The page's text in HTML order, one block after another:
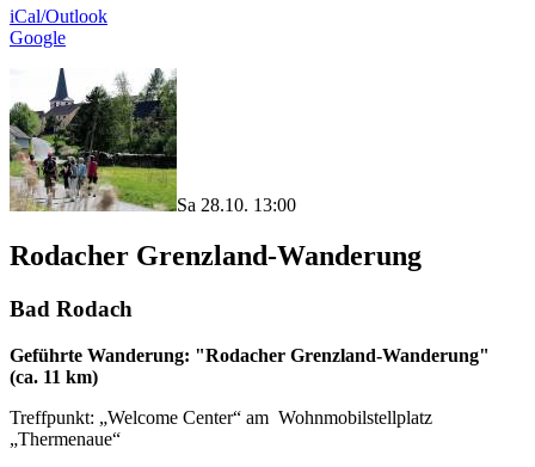
iCal/Outlook
Google
Sa 28.10. 13:00
Rodacher Grenzland-Wanderung
Bad Rodach
Geführte Wanderung: "Rodacher Grenzland-Wanderung"
(ca. 11 km)
Treffpunkt: „Welcome Center“ am Wohnmobilstellplatz
„Thermenaue“